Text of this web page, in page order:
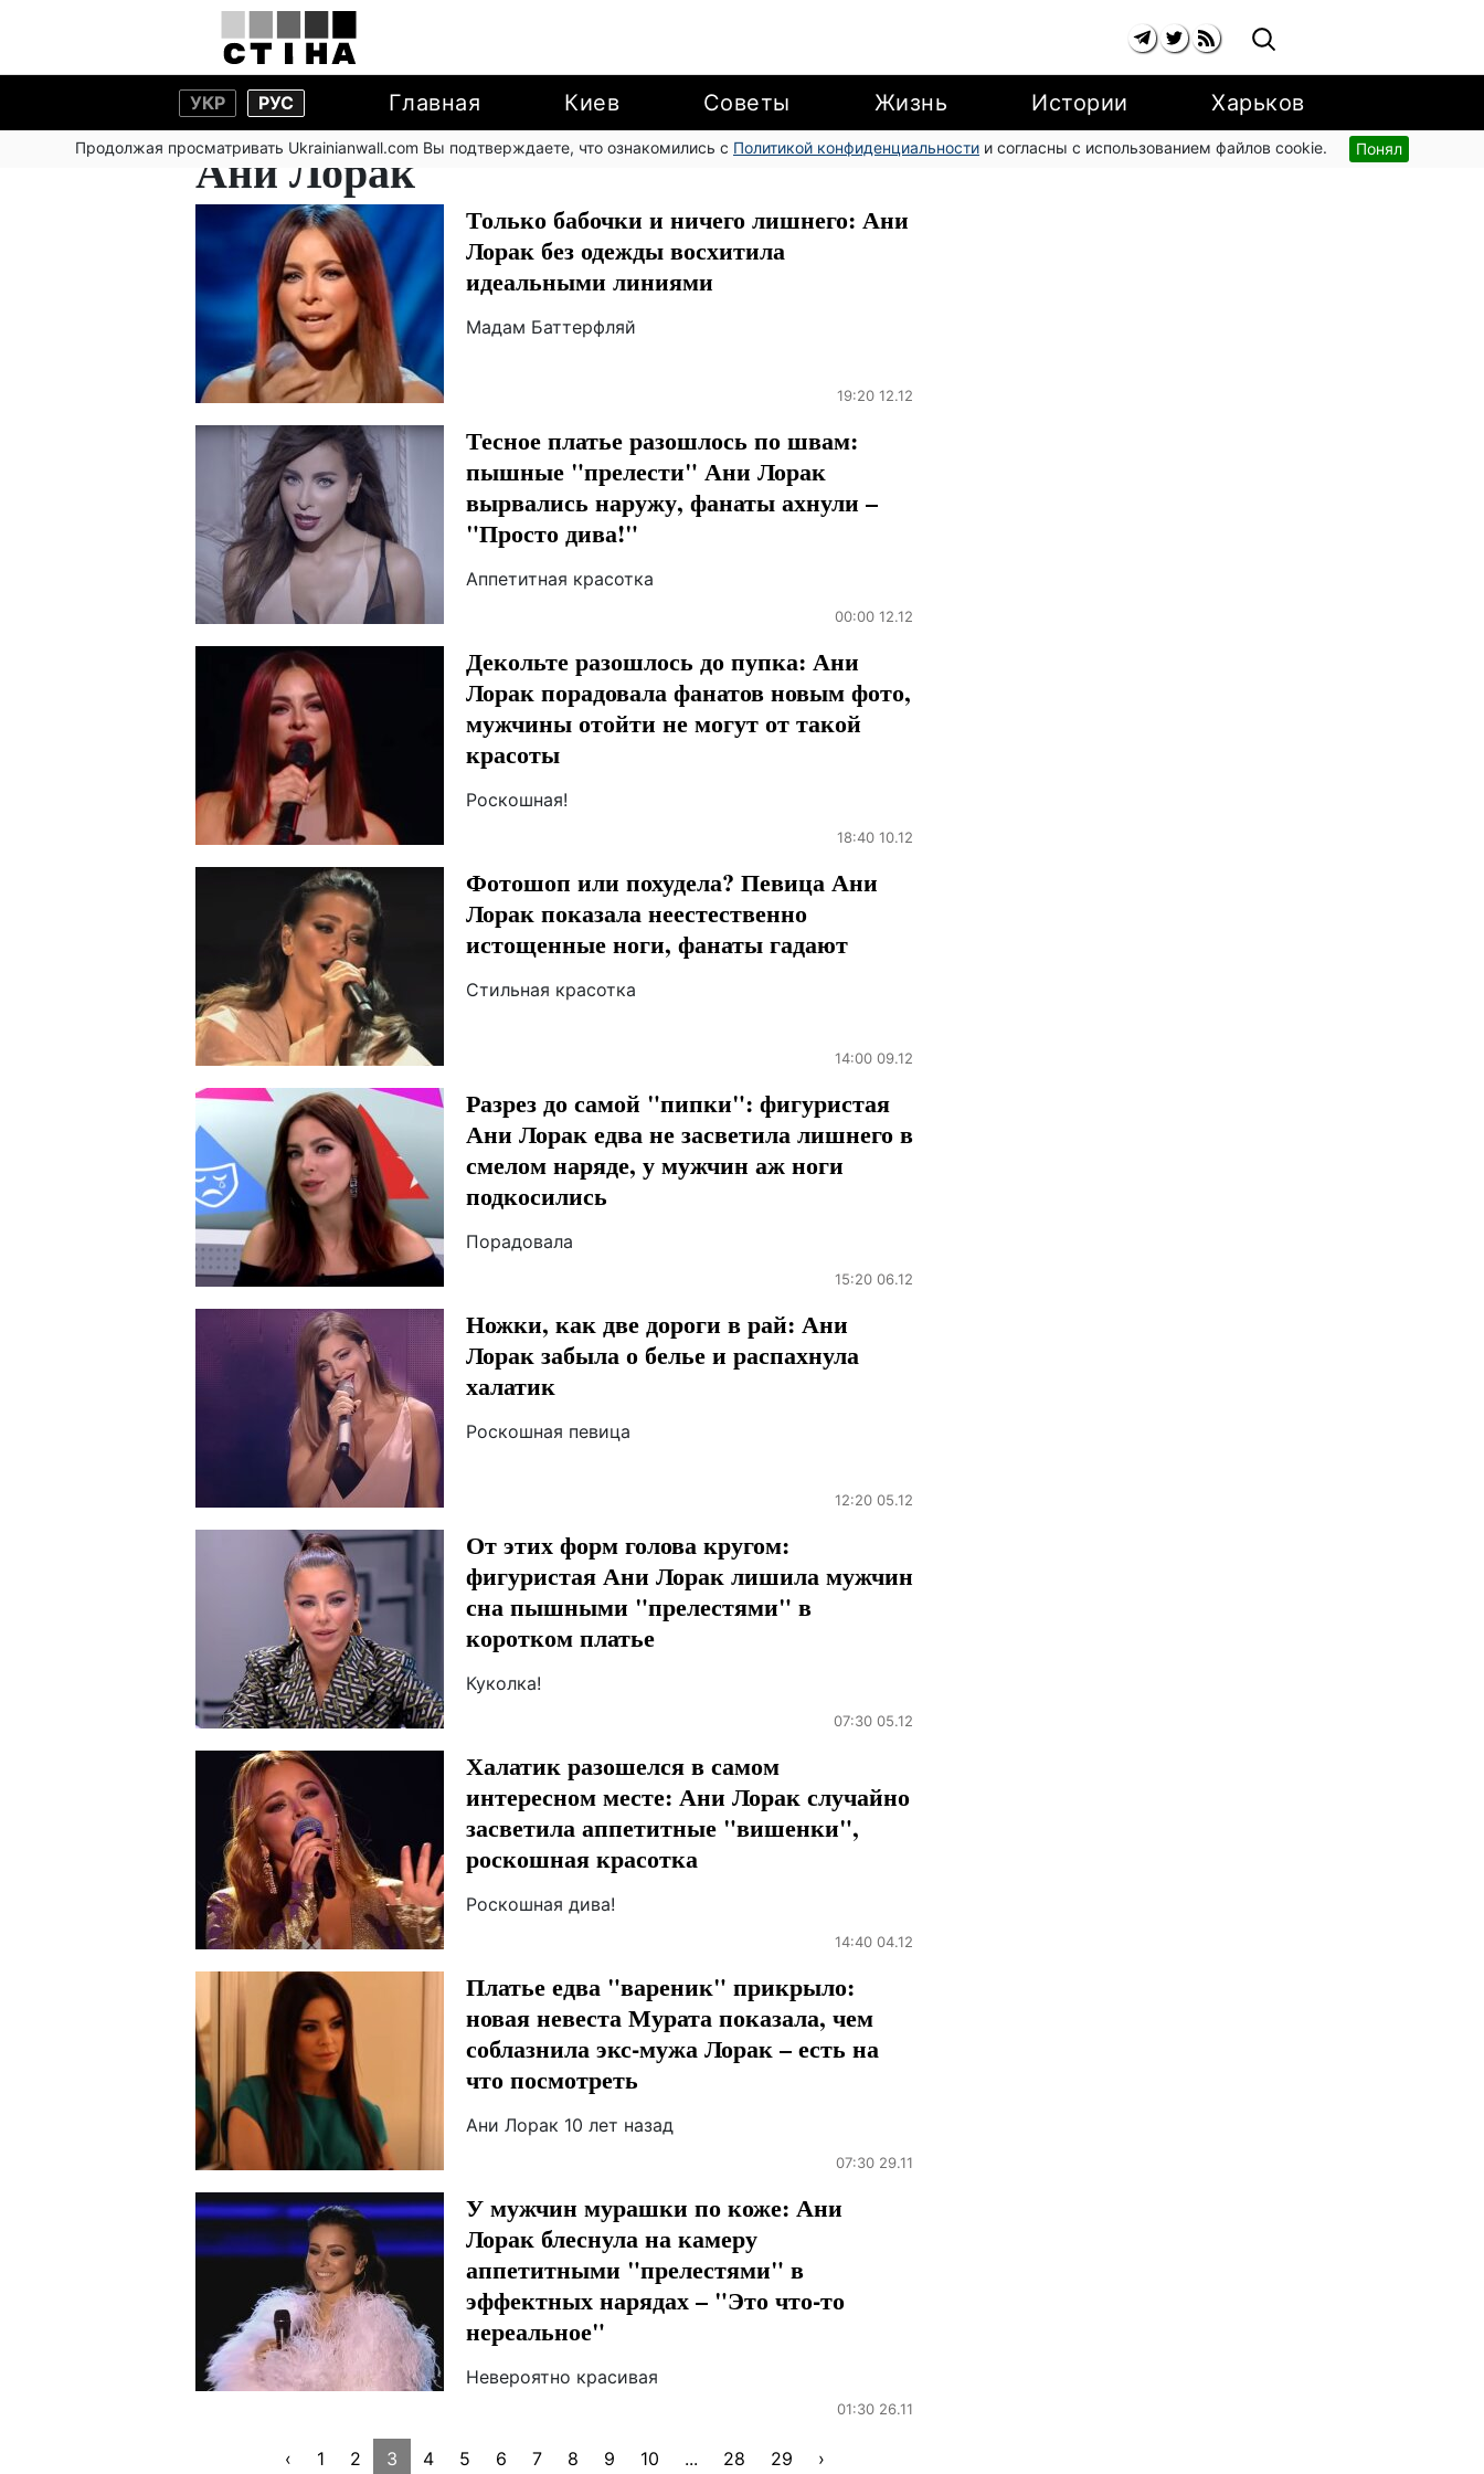
УКР РУС Главная Киев Советы Жизнь Истории Харьков
Продолжая просматривать Ukrainianwall.com Вы подтверждаете, что ознакомились с Политикой конфиденциальности и согласны с использованием файлов cookie. Понял
Ани Лорак
Только бабочки и ничего лишнего: Ани
Лорак без одежды восхитила
идеальными линиями
Мадам Баттерфляй
19:20 12.12
Тесное платье разошлось по швам:
пышные "прелести" Ани Лорак
вырвались наружу, фанаты ахнули –
"Просто дива!"
Аппетитная красотка
00:00 12.12
Декольте разошлось до пупка: Ани
Лорак порадовала фанатов новым фото,
мужчины отойти не могут от такой
красоты
Роскошная!
18:40 10.12
Фотошоп или похудела? Певица Ани
Лорак показала неестественно
истощенные ноги, фанаты гадают
Стильная красотка
14:00 09.12
Разрез до самой "пипки": фигуристая
Ани Лорак едва не засветила лишнего в
смелом наряде, у мужчин аж ноги
подкосились
Порадовала
15:20 06.12
Ножки, как две дороги в рай: Ани
Лорак забыла о белье и распахнула
халатик
Роскошная певица
12:20 05.12
От этих форм голова кругом:
фигуристая Ани Лорак лишила мужчин
сна пышными "прелестями" в
коротком платье
Куколка!
07:30 05.12
Халатик разошелся в самом
интересном месте: Ани Лорак случайно
засветила аппетитные "вишенки",
роскошная красотка
Роскошная дива!
14:40 04.12
Платье едва "вареник" прикрыло:
новая невеста Мурата показала, чем
соблазнила экс-мужа Лорак – есть на
что посмотреть
Ани Лорак 10 лет назад
07:30 29.11
У мужчин мурашки по коже: Ани
Лорак блеснула на камеру
аппетитными "прелестями" в
эффектных нарядах – "Это что-то
нереальное"
Невероятно красивая
01:30 26.11
‹ 1 2 3 4 5 6 7 8 9 10 ... 28 29 ›